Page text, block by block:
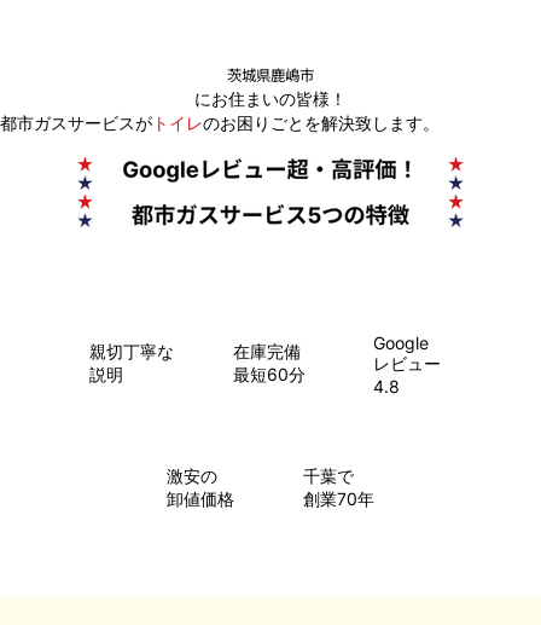
にお住まいの皆様！
茨城県鹿嶋市
都市ガスサービスが トイレのお困りごとを解決致します。
親切丁寧な
説明
在庫完備
最短60分
Google
レビュー
4.8
​激安の
卸値価格
千葉で
創業70年